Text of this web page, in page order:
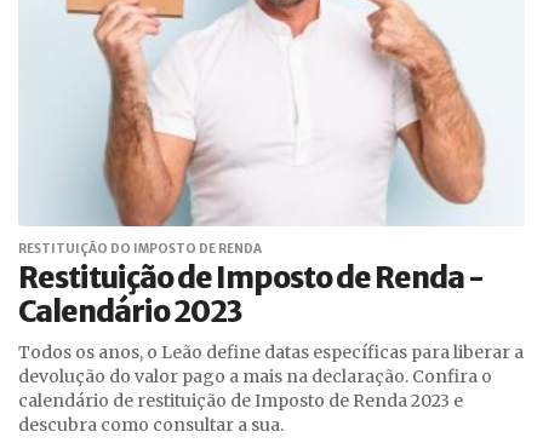
RESTITUIÇÃO DO IMPOSTO DE RENDA
Restituição de Imposto de Renda -
Calendário 2023
Todos os anos, o Leão define datas específicas para liberar a
devolução do valor pago a mais na declaração. Confira o
calendário de restituição de Imposto de Renda 2023 e
descubra como consultar a sua.